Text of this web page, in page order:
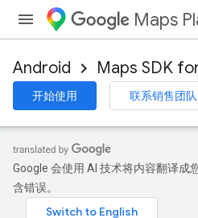
Maps
Android Maps SDK
开始使用 联系销售团队
Google 会使用 AI 技术将内容翻译成
含错误。